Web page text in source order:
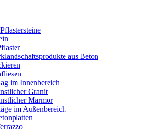
aus Beton
im Innenbereich
Granit
Marmor
im Außenbereich